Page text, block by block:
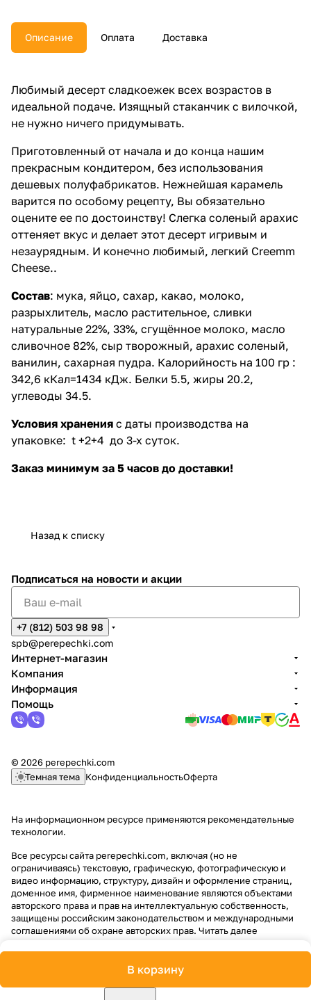
Описание Оплата Доставка
Любимый десерт сладкоежек всех возрастов в
идеальной подаче. Изящный стаканчик с вилочкой,
не нужно ничего придумывать.
Приготовленный от начала и до конца нашим
прекрасным кондитером, без использования
дешевых полуфабрикатов. Нежнейшая карамель
варится по особому рецепту, Вы обязательно
оцените ее по достоинству! Слегка соленый арахис
оттеняет вкус и делает этот десерт игривым и
незаурядным. И конечно любимый, легкий Creemm
Cheese..
Состав: мука, яйцо, сахар, какао, молоко,
разрыхлитель, масло растительное, сливки
натуральные 22%, 33%, сгущённое молоко, масло
сливочное 82%, сыр творожный, арахис соленый,
ванилин, сахарная пудра. Калорийность на 100 гр :
342,6 кКал=1434 кДж. Белки 5.5, жиры 20.2,
углеводы 34.5.
Условия хранения с даты производства на
упаковке: t +2+4 до 3-х суток.
Заказ минимум за 5 часов до доставки!
Назад к списку
В корзину
Подписаться на новости и акции
+7 (812) 503 98 98
spb@perepechki.com
Интернет-магазин
Компания
Информация
Помощь
© 2026 perepechki.com
Темная тема КонфиденциальностьОферта
На информационном ресурсе применяются рекомендательные
технологии.
Все ресурсы сайта perepechki.com, включая (но не
ограничиваясь) текстовую, графическую, фотографическую и
видео информацию, структуру, дизайн и оформление страниц,
доменное имя, фирменное наименование являются объектами
авторского права и прав на интеллектуальную собственность,
защищены российским законодательством и международными
соглашениями об охране авторских прав. Читать далее